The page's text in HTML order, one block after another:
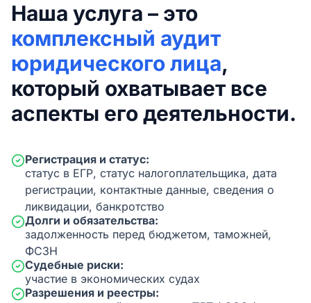
Наша услуга – это
комплексный аудит
юридического лица,
который охватывает все
аспекты его деятельности.
Регистрация и статус:
статус в ЕГР, статус налогоплательщика, дата
регистрации, контактные данные, сведения о
ликвидации, банкротство
Долги и обязательства:
задолженность перед бюджетом, таможней,
ФСЗН
Судебные риски:
участие в экономических судах
Разрешения и реестры: